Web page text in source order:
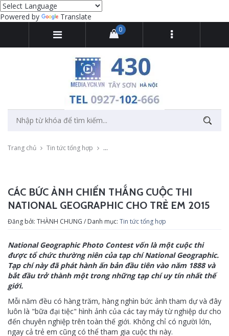
Powered by Translate
0
Trang chủ Tin tức tổng hợp Các bức ảnh chiến thắng cuộc thi National
CÁC BỨC ẢNH CHIẾN THẮNG CUỘC THI
NATIONAL GEOGRAPHIC CHO TRẺ EM 2015
Đăng bởi: THÀNH CHUNG / Danh mục: Tin tức tổng hợp
National Geographic Photo Contest vốn là một cuộc thi
được tổ chức thường niên của tạp chí National Geographic.
Tạp chí này đã phát hành ấn bản đầu tiên vào năm 1888 và
bắt đầu trở thành một trong những tạp chí uy tín nhất thế
giới.
Mỗi năm đều có hàng trăm, hàng nghìn bức ảnh tham dự và đây
luôn là "bữa đại tiệc" hình ảnh của các tay máy từ nghiệp dư cho
đến chuyên nghiệp trên toàn thế giới. Không chỉ có người lớn,
ngay cả trẻ em cũng có thể tham gia cuộc thi này.